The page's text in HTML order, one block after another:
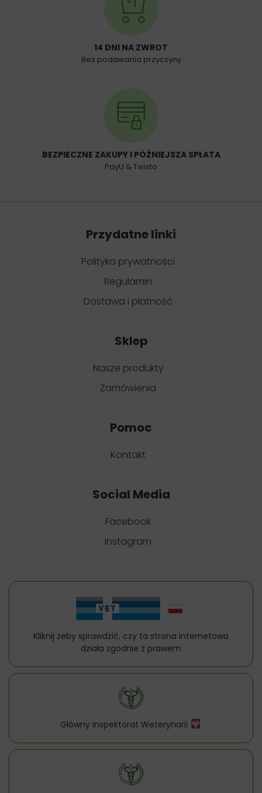
14 DNI NA ZWROT
Bez podawania przyczyny
BEZPIECZNE ZAKUPY I PÓŹNIEJSZA SPŁATA
PayU & Twisto
Przydatne linki
Polityka prywatności
Regulamin
Dostawa i płatność
Sklep
Nasze produkty
Zamówienia
Pomoc
Kontakt
Social Media
Facebook
Instagram
Kliknij żeby sprawdzić, czy ta strona internetowa
działa zgodnie z prawem
Główny Inspektorat Weterynarii